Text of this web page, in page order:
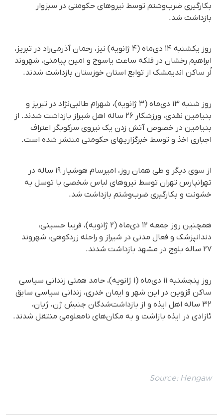
بکارگیری ضرب‌وشتم توسط نیروهای حکومتی در سبزوار
بازداشت شد.
روز یکشنبه ۱۴ دی‌ماه (۴ ژانویه) نیز، رحمان آذرمی‌راد در تبریز،
ابراهیم رخشان در فلکه ساعت یاسوج و امین پیامنی، شهروند
لُر ساکن اندیمشک از توابع استان خوزستان بازداشت شدند.
روز شنبه ۱۳ دی‌ماه (۳ ژانویه)، شهرام طالبی‌نژاد در تبریز و
بنیامین نقدی، ورزشکار ۲۶ ساله اهل شیراز بازداشت شدند. از
بنیامین در خصوص آتش زدن یک نیروی سرکوبگر اعتراف
اجباری اخذ و توسط خبرگزاریهای حکومتی منتشر شده است.
از سوی دیگر و طی همان روز، امیرسام هوشیار ۱۹ ساله در
تهرانپارس تهران توسط نیروهای لباس شخصی با توسل به
خشونت و بکارگیری ضرب‌وشتم بازداشت شد.
همچنین روز جمعه ۱۲ دی‌ماه (۲ ژانویه)، فریبا حسینی،
دندانپزشک و فعال مدنی در شیراز و راحله زردکوهی، شهروند
۲۷ ساله بلوچ در مشهد بازداشت شدند.
روز پنجشنبه ۱۱ دی‌ماه (۱ ژانویه)، حامد همتی زندانی سیاسی
ساکن قزوین در این شهر و ایمان خدری، زندانی سیاسی سابق
۳۲ ساله اهل ایذه و از بازداشت‌شدگان جنبش ژن، ژیان،
ئازادی در ایذه بازاشت و به مکان‌های نامعلومی منتقل شدند.
Source: Hengaw